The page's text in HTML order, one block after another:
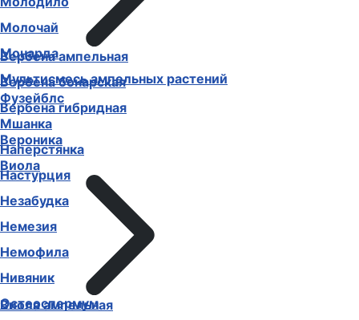
Вербена ампельная
Вербена бонарская
Вербена гибридная
Вероника
Виола
Виола ампельная
Молочай
Монарда
Мультисмесь ампельных растений
Фузейблс
Мшанка
Наперстянка
Настурция
Незабудка
Немезия
Немофила
Нивяник
Остеоспермум